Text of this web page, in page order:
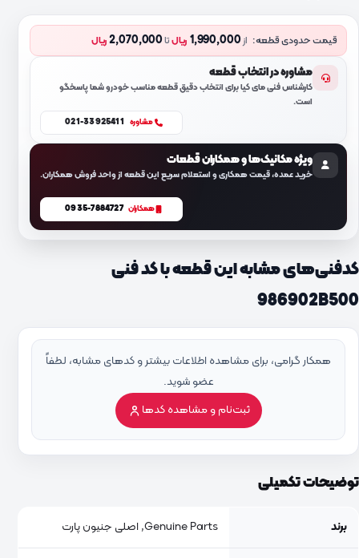
قیمت حدودی قطعه: از1,990,000 ریالتا2,070,000 ریال
مشاوره در انتخاب قطعه
کارشناس فنی مای کیا برای انتخاب دقیق قطعه مناسب خودرو شما پاسخگو
است.
مشاوره 021-33925411
ویژه مکانیک‌ها و همکاران قطعات
خرید عمده، قیمت همکاری و استعلام سریع این قطعه از واحد فروش همکاران.
همکاران 0935-7884727
کدفنی‌های مشابه این قطعه با کد فنی
986902B500
همکار گرامی، برای مشاهده اطلاعات بیشتر و کدهای مشابه، لطفاً
عضو شوید.
ثبت‌نام و مشاهده کدها
توضیحات تکمیلی
برند Genuine Parts, اصلی جنیون پارت